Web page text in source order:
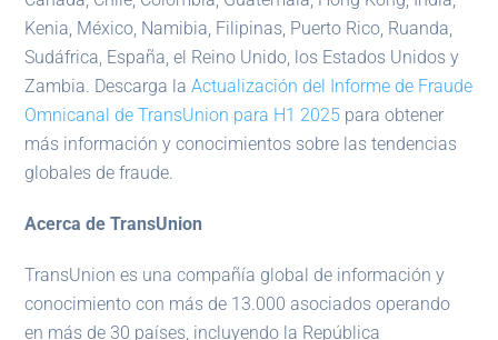
Kenia, México, Namibia, Filipinas, Puerto Rico, Ruanda,
Sudáfrica, España, el Reino Unido, los Estados Unidos y
Zambia. Descarga laActualización del Informe de Fraude
Omnicanal de TransUnion para H1 2025 para obtener
más información y conocimientos sobre las tendencias
globales de fraude.
Acerca de TransUnion
TransUnion es una compañía global de información y
conocimiento con más de 13.000 asociados operando
en más de 30 países, incluyendo la República